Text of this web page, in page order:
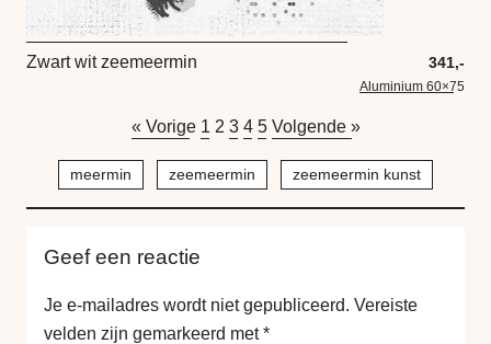
Zwart wit zeemeermin 341,-
Aluminium 60×75
« Vorige 1 2 3 4 5 Volgende »
meermin zeemeermin zeemeermin kunst
Geef een reactie
Je e-mailadres wordt niet gepubliceerd. Vereiste
velden zijn gemarkeerd met*